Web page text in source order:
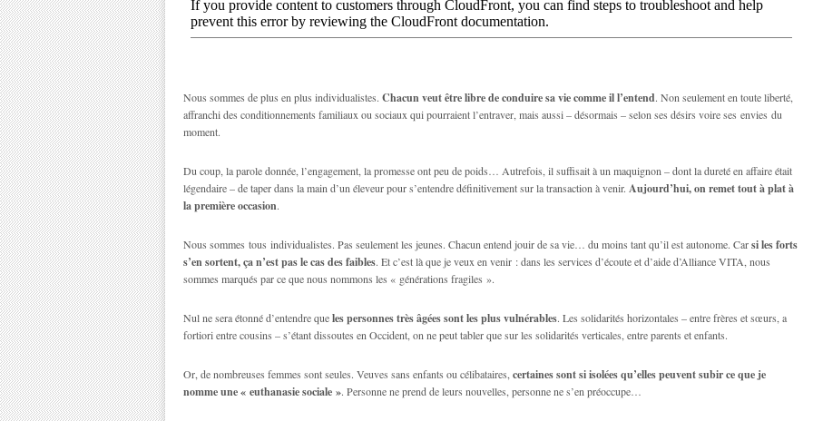
Nous sommes de plus en plus individualistes. Chacun veut être libre de conduire sa vie comme il l’entend. Non seulement en toute liberté,
affranchi des conditionnements familiaux ou sociaux qui pourraient l’entraver, mais aussi – désormais – selon ses désirs voire ses envies du
moment.
Du coup, la parole donnée, l’engagement, la promesse ont peu de poids… Autrefois, il suffisait à un maquignon – dont la dureté en affaire était
légendaire – de taper dans la main d’un éleveur pour s’entendre définitivement sur la transaction à venir. Aujourd’hui, on remet tout à plat à
la première occasion.
Nous sommes tous individualistes. Pas seulement les jeunes. Chacun entend jouir de sa vie… du moins tant qu’il est autonome. Carsi les forts
s’en sortent, ça n’est pas le cas des faibles. Et c’est là que je veux en venir : dans les services d’écoute et d’aide d’Alliance VITA, nous
sommes marqués par ce que nous nommons les « générations fragiles ».
Nul ne sera étonné d’entendre queles personnes très âgées sont les plus vulnérables. Les solidarités horizontales – entre frères et sœurs, a
fortiori entre cousins – s’étant dissoutes en Occident, on ne peut tabler que sur les solidarités verticales, entre parents et enfants.
Or, de nombreuses femmes sont seules. Veuves sans enfants ou célibataires, certaines sont si isolées qu’elles peuvent subir ce que je
nomme une « euthanasie sociale ». Personne ne prend de leurs nouvelles, personne ne s’en préoccupe…